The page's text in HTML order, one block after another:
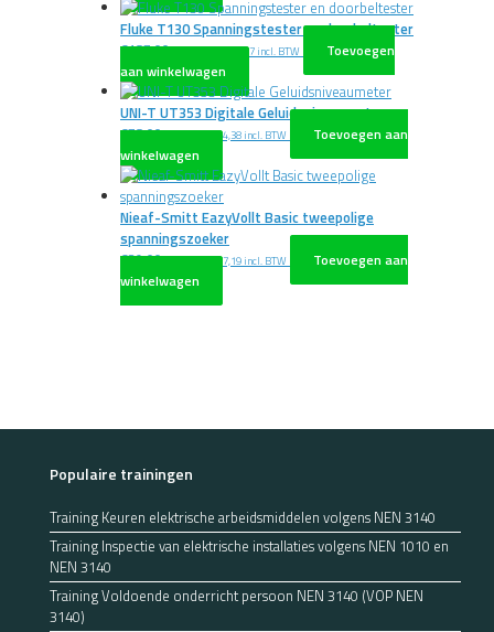
Fluke T130 Spanningstester en doorbeltester
€187,00 excl. BTW€226,27 incl. BTW
Toevoegen
aan winkelwagen
UNI-T UT353 Digitale Geluidsniveaumeter
€78,00 excl. BTW€94,38 incl. BTW
Toevoegen aan
winkelwagen
Nieaf-Smitt EazyVollt Basic tweepolige
spanningszoeker
€39,00 excl. BTW€47,19 incl. BTW
Toevoegen aan
winkelwagen
Populaire trainingen
Training Keuren elektrische arbeidsmiddelen volgens NEN 3140
Training Inspectie van elektrische installaties volgens NEN 1010 en
NEN 3140
Training Voldoende onderricht persoon NEN 3140 (VOP NEN
3140)